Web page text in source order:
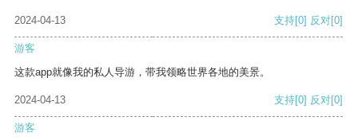
2024-04-13 支持[0] 反对[0]
游客
这款app就像我的私人导游，带我领略世界各地的美景。
2024-04-13 支持[0] 反对[0]
游客